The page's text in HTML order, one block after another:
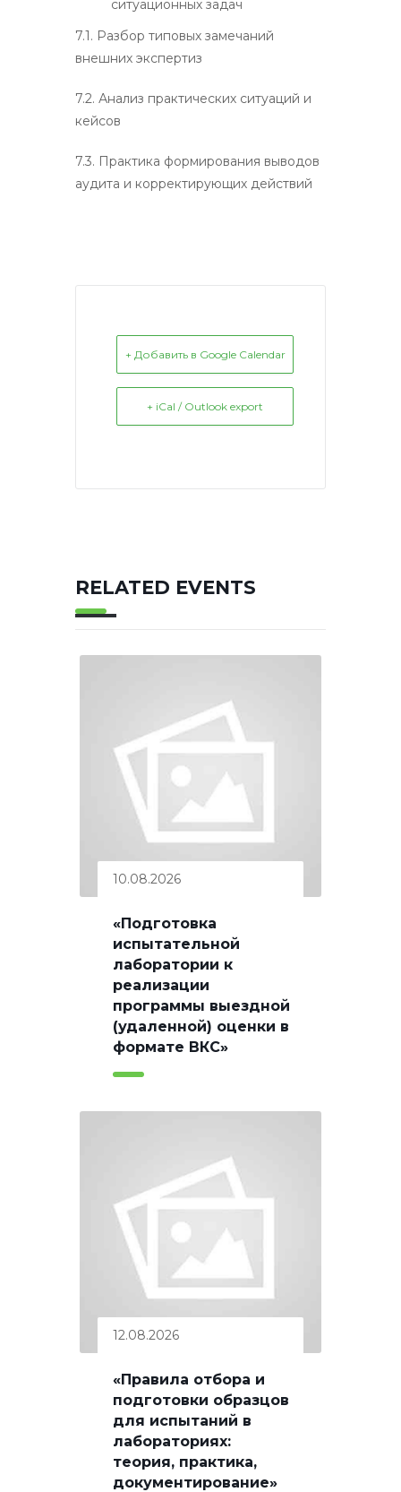
ситуационных задач
7.1. Разбор типовых замечаний
внешних экспертиз
7.2. Анализ практических ситуаций и
кейсов
7.3. Практика формирования выводов
аудита и корректирующих действий
+ Добавить в Google Calendar
+ iCal / Outlook export
RELATED EVENTS
10.08.2026
«Подготовка
испытательной
лаборатории к
реализации
программы выездной
(удаленной) оценки в
формате ВКС»
12.08.2026
«Правила отбора и
подготовки образцов
для испытаний в
лабораториях:
теория, практика,
документирование»